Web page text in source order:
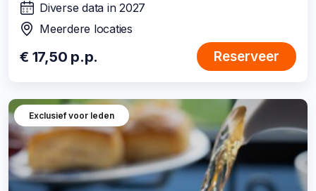
wanneer:
Diverse data in 2027
locatie:
Meerdere locaties
€ 17,50 p.p. Reserveer
Exclusief voor leden